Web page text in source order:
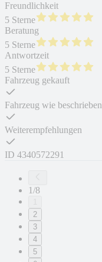
Freundlichkeit
5 Sterne
Beratung
5 Sterne
Antwortzeit
5 Sterne
Fahrzeug gekauft
Fahrzeug wie beschrieben
Weiterempfehlungen
ID 4340572291
1/8
2
3
4
5